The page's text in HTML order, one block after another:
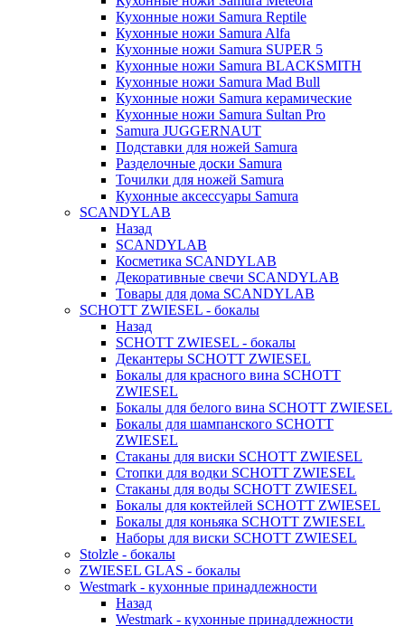
Кухонные ножи Samura Reptile
Кухонные ножи Samura Alfa
Кухонные ножи Samura SUPER 5
Кухонные ножи Samura BLACKSMITH
Кухонные ножи Samura Mad Bull
Кухонные ножи Samura керамические
Кухонные ножи Samura Sultan Pro
Samura JUGGERNAUT
Подставки для ножей Samura
Разделочные доски Samura
Точилки для ножей Samura
Кухонные аксессуары Samura
SCANDYLAB
Назад
SCANDYLAB
Косметика SCANDYLAB
Декоративные свечи SCANDYLAB
Товары для дома SCANDYLAB
SCHOTT ZWIESEL - бокалы
Назад
SCHOTT ZWIESEL - бокалы
Декантеры SCHOTT ZWIESEL
Бокалы для красного вина SCHOTT
ZWIESEL
Бокалы для белого вина SCHOTT ZWIESEL
Бокалы для шампанского SCHOTT
ZWIESEL
Стаканы для виски SCHOTT ZWIESEL
Стопки для водки SCHOTT ZWIESEL
Стаканы для воды SCHOTT ZWIESEL
Бокалы для коктейлей SCHOTT ZWIESEL
Бокалы для коньяка SCHOTT ZWIESEL
Наборы для виски SCHOTT ZWIESEL
Stolzle - бокалы
ZWIESEL GLAS - бокалы
Westmark - кухонные принадлежности
Назад
Westmark - кухонные принадлежности